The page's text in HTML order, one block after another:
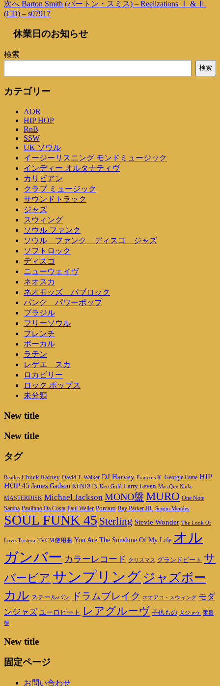
稿
ナ
ゲ
ー
シ
去
の
次
の
次へ Barton Smith (バートン・スミス) – Reelizations Ⅰ & Ⅱ
(CD) – s07917
休業日のお知らせ
検索
検索
カテゴリー
AOR
HIP HOP
RnB
SSW
UK ソウル
イージーリスニング モンドミュージック
インディー オルタナティヴ
カリビアン
クラブ ミュージック
サウンドトラック
ジャズ
スウィング
ソウル ファンク
ソウル ファンク ディスコ ジャズ
ソフトロック
ディスコ
ニューウェイヴ
ネオスカ
ネオモッズ パブロック
パンク パワーポップ
ブラジル
フリーソウル
フレンチ
ボーカル
ラテン
レゲエ スカ
ロカビリー
ロック ポップス
未分類
New title
New title
タグ
Beatles Chuck Rainey David T. Walker DJ Harvey Francois K. Georgie Fame HIP
HOP 45 James Gadson KENDUN Ken Gold Larry Levan Mas Que Nada
MASTERDISK Michael Jackson MONO盤 MURO One Note
Samba Paulinho Da Costa Paul Weller Porcaro Ray Parker JR. Sergio Mendes
SOUL FUNK 45 Sterling Stevie Wonder The Look Of
Love Tristeza TVCM使用曲 You Are The Sunshine Of My Life オル
ガンバー カラーレコード クリスマス グランドビート サ
バービア サンプリング ジャズボー
カル スチールパン ドラムブレイク ネオアコ・スウィング モダ
ンジャズ ユーロビート レアグルーヴ 子供もの 犬ジャケ 重量
盤
New title
固定ページ
お問い合わせ